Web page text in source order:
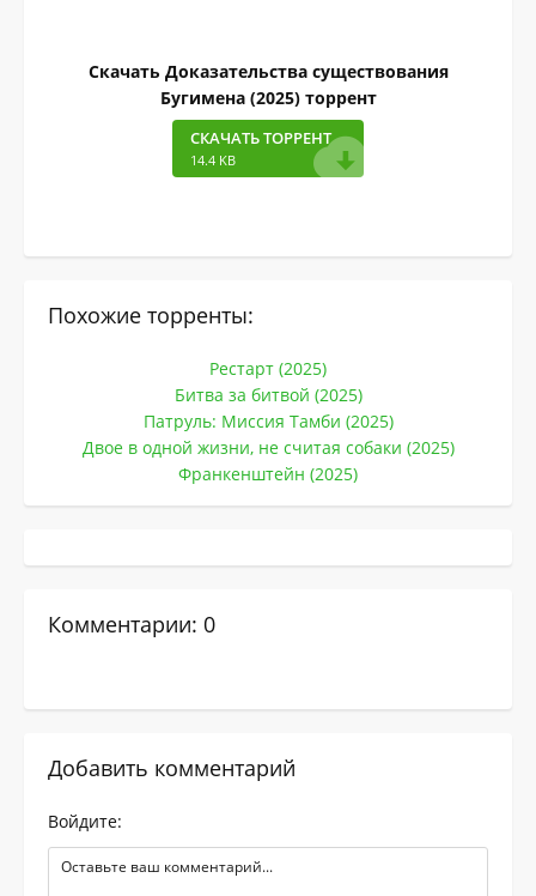
Скачать Доказательства существования
Бугимена (2025) торрент
СКАЧАТЬ ТОРРЕНТ
14.4 KB
Похожие торренты:
Рестарт (2025)
Битва за битвой (2025)
Патруль: Миссия Тамби (2025)
Двое в одной жизни, не считая собаки (2025)
Франкенштейн (2025)
Комментарии: 0
Добавить комментарий
Войдите: